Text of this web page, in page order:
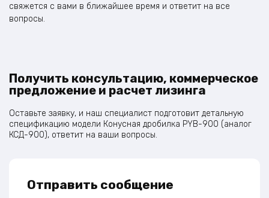
свяжется с вами в ближайшее время и ответит на все
вопросы.
Получить консультацию, коммерческое
предложение и расчет лизинга
Оставьте заявку, и наш специалист подготовит детальную
спецификацию модели Конусная дробилка PYB-900 (аналог
КСД-900), ответит на ваши вопросы.
Отправить сообщение